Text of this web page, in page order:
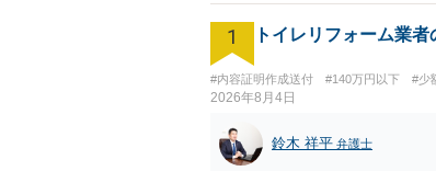
1 トイレリフォーム業
#内容証明作成送付 #140万円以下 #少
2026年8月4日
鈴木 祥平 弁護士